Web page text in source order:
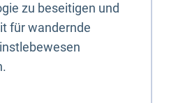
zu beseitigen und
für wandernde